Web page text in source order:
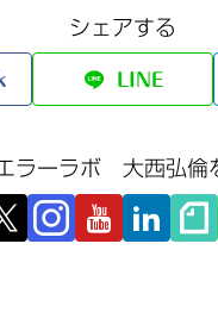
シェアする
LINE
ラーラボ 大西弘倫